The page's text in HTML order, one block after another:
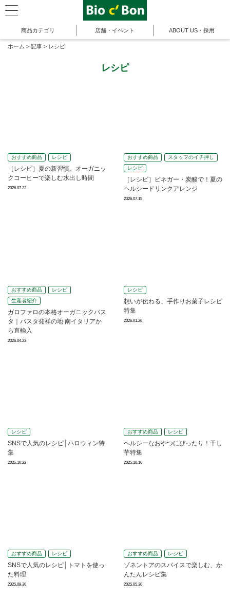
商品カテゴリ 店舗・イベント ABOUT US・採用
ホーム > 記事 > レシピ
レシピ
おすすめ商品 レシピ
［レシピ］夏の新習慣。オーガニッ
クコーヒーで楽しむ水出し時間
2026.07.23
おすすめ商品
スタッフのイチ押し
レシピ
［レシピ］ビネガー・炭酸で！夏の
ヘルシードリンクアレンジ
2026.07.15
おすすめ商品
レシピ
生産者紹介
ガロファロの本格オーガニックパス
タ｜パスタ発祥の地 南イタリアか
ら直輸入
2026.04.23
レシピ
想いが伝わる、手作りお菓子レシピ
特集
2026.01.26
レシピ
SNSで人気のレシピ│ハロウィン特
集
2025.10.22
おすすめ商品 レシピ
ヘルシーなおやつにぴったり！干し
芋特集
2025.10.16
おすすめ商品 レシピ
SNSで人気のレシピ│トマトを使っ
た料理
2025.09.30
おすすめ商品 レシピ
ゾネントアのスパイスで楽しむ、か
んたんレシピ集
2025.05.30